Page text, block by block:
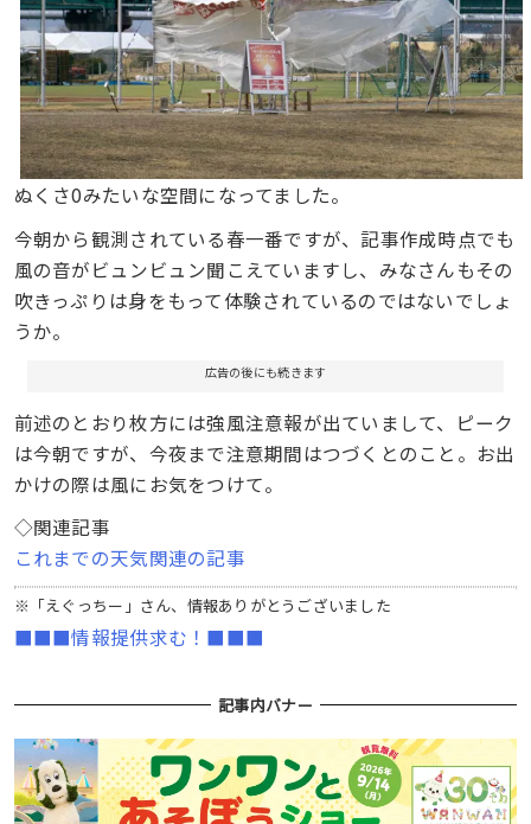
ぬくさ0みたいな空間になってました。
今朝から観測されている春一番ですが、記事作成時点でも
風の音がビュンビュン聞こえていますし、みなさんもその
吹きっぷりは身をもって体験されているのではないでしょ
うか。
広告の後にも続きます
前述のとおり枚方には強風注意報が出ていまして、ピーク
は今朝ですが、今夜まで注意期間はつづくとのこと。お出
かけの際は風にお気をつけて。
◇関連記事
これまでの天気関連の記事
※「えぐっちー」さん、情報ありがとうございました
■■■情報提供求む！■■■
記事内バナー